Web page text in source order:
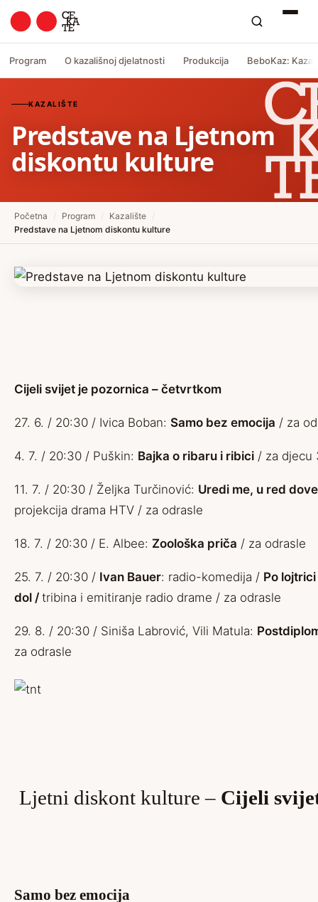
Program O kazališnoj djelatnosti Produkcija BeboKaz:
KAZALIŠTE
Predstave na Ljetnom
diskontu kulture
Početna Program Kazalište
Predstave na Ljetnom diskontu kulture
Cijeli svijet je pozornica – četvrtkom
27. 6. / 20:30 / Ivica Boban: Samo bez emocija / za
4. 7. / 20:30 / Puškin: Bajka o ribaru i ribici / za djecu
11. 7. / 20:30 / Željka Turčinović: Uredi me, u red
projekcija drama HTV / za odrasle
18. 7. / 20:30 / E. Albee: Zoološka priča / za odrasle
25. 7. / 20:30 / Ivan Bauer: radio-komedija / Po
dol / tribina i emitiranje radio drame / za odrasle
29. 8. / 20:30 / Siniša Labrović, Vili Matula:
za odrasle
Ljetni diskont kulture – Cijeli
Samo bez emocija